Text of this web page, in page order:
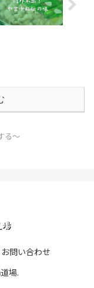
る～
お問い合わせ
場.